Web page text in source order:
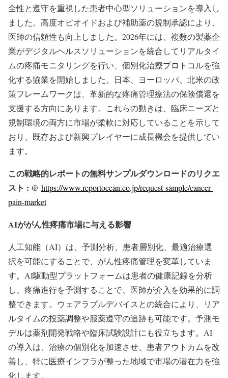
全性と遵守を重視した患者中心型ソリューションを導入し
ました。高度オピオイドおよび補助薬の規制承認により、
医師の信頼性も向上しました。2026年には、複数の製薬企
業がデジタルヘルスソリューションを統合してリアルタイ
ムの疼痛モニタリングを行い、個別化治療プロトコルを強
化する協業を開始しました。日本、ヨーロッパ、北米の政
策フレームワークは、革新的な疼痛管理療法の保険償還を
支援する方向にあります。これらの動きは、臨床ニーズと
規制環境の両方に市場が柔軟に対応していることを示して
おり、既存および新興プレイヤーに成長機会を提供してい
ます。
この戦略的レポートの無料サンプルダウンロードのリクエ
スト : @ https://www.reportocean.co.jp/request-sample/cancer-
pain-market
AIががん性疼痛市場に与える影響
人工知能（AI）は、予測分析、患者層別化、最適治療選
択を可能にすることで、がん性疼痛管理を変革していま
す。AI駆動型プラットフォームは患者の健康記録を分析
し、疼痛進行を予測することで、医師が介入を効果的に調
整できます。ウェアラブルデバイスとの統合により、リア
ルタイムの投薬調整や服薬遵守の追跡も可能です。予測モ
デルは薬剤開発戦略や臨床試験設計にも役立ちます。AI
の導入は、治療の個別化を加速させ、患者アウトカムを改
善し、特に医療インフラが整った地域で市場の潜在力を強
化します。